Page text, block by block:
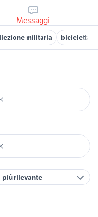
Messaggi
militaria bicicletta
più rilevante